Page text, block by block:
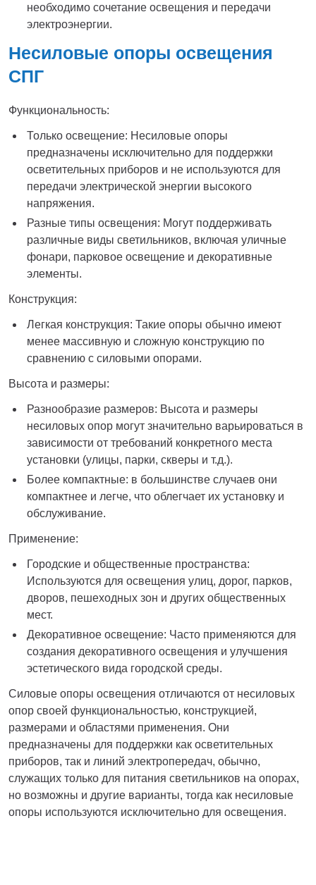
необходимо сочетание освещения и передачи
электроэнергии.
Несиловые опоры освещения
СПГ
Функциональность:
Только освещение: Несиловые опоры
предназначены исключительно для поддержки
осветительных приборов и не используются для
передачи электрической энергии высокого
напряжения.
Разные типы освещения: Могут поддерживать
различные виды светильников, включая уличные
фонари, парковое освещение и декоративные
элементы.
Конструкция:
Легкая конструкция: Такие опоры обычно имеют
менее массивную и сложную конструкцию по
сравнению с силовыми опорами.
Высота и размеры:
Разнообразие размеров: Высота и размеры
несиловых опор могут значительно варьироваться в
зависимости от требований конкретного места
установки (улицы, парки, скверы и т.д.).
Более компактные: в большинстве случаев они
компактнее и легче, что облегчает их установку и
обслуживание.
Применение:
Городские и общественные пространства:
Используются для освещения улиц, дорог, парков,
дворов, пешеходных зон и других общественных
мест.
Декоративное освещение: Часто применяются для
создания декоративного освещения и улучшения
эстетического вида городской среды.
Силовые опоры освещения отличаются от несиловых
опор своей функциональностью, конструкцией,
размерами и областями применения. Они
предназначены для поддержки как осветительных
приборов, так и линий электропередач, обычно,
служащих только для питания светильников на опорах,
но возможны и другие варианты, тогда как несиловые
опоры используются исключительно для освещения.